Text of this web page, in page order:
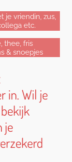
je vriendin, zus,
etc.
thee, fris
& snoepjes
in. Wil je
je